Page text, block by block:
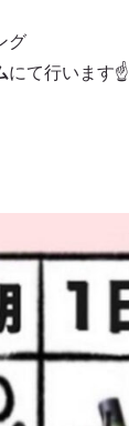
グ
にて行います☝️